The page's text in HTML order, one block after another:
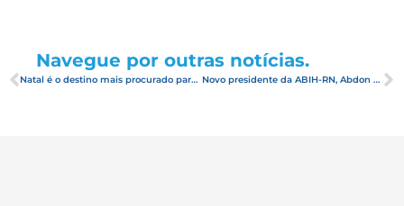
Navegue por outras notícias.
Natal é o destino mais procurado para o verão, segundo pesquisa do Ministério do Turismo Novo presidente da ABIH-RN, Abdon Gosson, fala sobre ocupação de final de ano em entrevista